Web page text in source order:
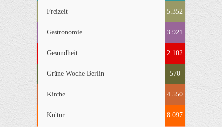
Freizeit 5.352
Gastronomie 3.921
Gesundheit 2.102
Grüne Woche Berlin 570
Kirche 4.550
Kultur 8.097